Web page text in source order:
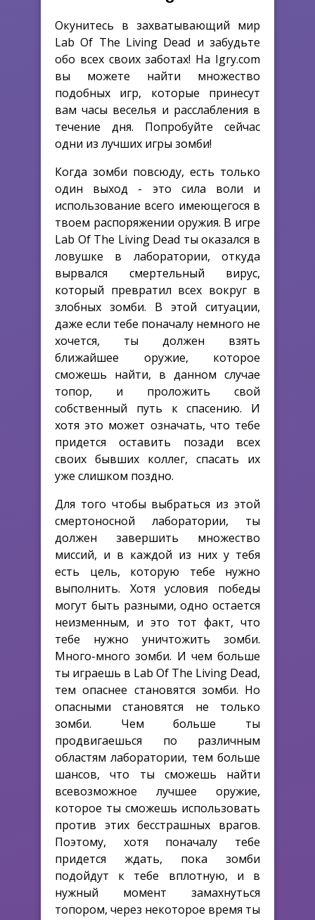
Окунитесь в захватывающий мир
Lab Of The Living Dead и забудьте
обо всех своих заботах! На Igry.com
вы можете найти множество
подобных игр, которые принесут
вам часы веселья и расслабления в
течение дня. Попробуйте сейчас
одни из лучших игры зомби!
Когда зомби повсюду, есть только
один выход - это сила воли и
использование всего имеющегося в
твоем распоряжении оружия. В игре
Lab Of The Living Dead ты оказался в
ловушке в лаборатории, откуда
вырвался смертельный вирус,
который превратил всех вокруг в
злобных зомби. В этой ситуации,
даже если тебе поначалу немного не
хочется, ты должен взять
ближайшее оружие, которое
сможешь найти, в данном случае
топор, и проложить свой
собственный путь к спасению. И
хотя это может означать, что тебе
придется оставить позади всех
своих бывших коллег, спасать их
уже слишком поздно.
Для того чтобы выбраться из этой
смертоносной лаборатории, ты
должен завершить множество
миссий, и в каждой из них у тебя
есть цель, которую тебе нужно
выполнить. Хотя условия победы
могут быть разными, одно остается
неизменным, и это тот факт, что
тебе нужно уничтожить зомби.
Много-много зомби. И чем больше
ты играешь в Lab Of The Living Dead,
тем опаснее становятся зомби. Но
опасными становятся не только
зомби. Чем больше ты
продвигаешься по различным
областям лаборатории, тем больше
шансов, что ты сможешь найти
всевозможное лучшее оружие,
которое ты сможешь использовать
против этих бесстрашных врагов.
Поэтому, хотя поначалу тебе
придется ждать, пока зомби
подойдут к тебе вплотную, и в
нужный момент замахнуться
топором, через некоторое время ты